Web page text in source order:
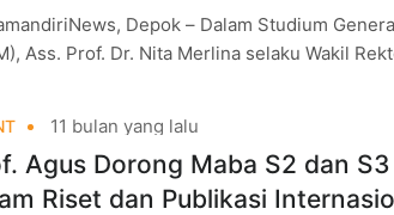
Depok – Dalam Studium
Ass. Prof. Dr. Nita Merlina selaku Wakil
11 bulan yang lalu
Agus Dorong Maba S2 dan
Riset dan Publikasi